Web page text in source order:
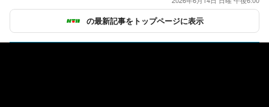
の最新記事をトップページに表示